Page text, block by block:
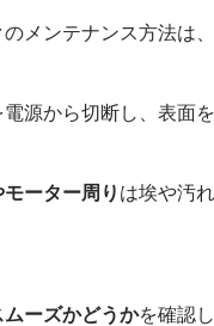
メンテナンス方法は
源から切断し、表面
ーター周り は埃や汚
ムーズかどうかを確認し